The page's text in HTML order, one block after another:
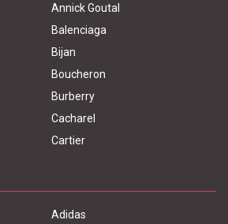
Annick Goutal
Balenciaga
Bijan
Boucheron
Burberry
Cacharel
Cartier
Adidas